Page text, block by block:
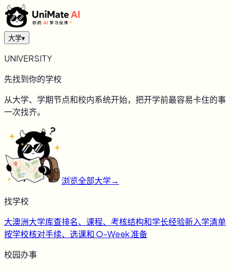
大学▾
UNIVERSITY
先找到你的学校
从大学、学期节点和校内系统开始，把开学前最容易卡住的事
一次找齐。
浏览全部大学→
找学校
大澳洲大学库查排名、课程、考核结构和学长经验新入学清单
按学校核对手续、选课和 O-Week 准备
校园办事